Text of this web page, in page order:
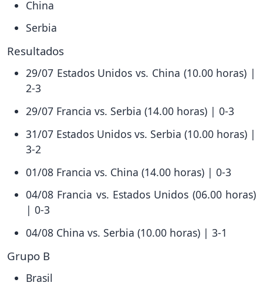
China
Serbia
Resultados
29/07 Estados Unidos vs. China (10.00 horas) |
2-3
29/07 Francia vs. Serbia (14.00 horas) | 0-3
31/07 Estados Unidos vs. Serbia (10.00 horas) |
3-2
01/08 Francia vs. China (14.00 horas) | 0-3
04/08 Francia vs. Estados Unidos (06.00 horas)
| 0-3
04/08 China vs. Serbia (10.00 horas) | 3-1
Grupo B
Brasil